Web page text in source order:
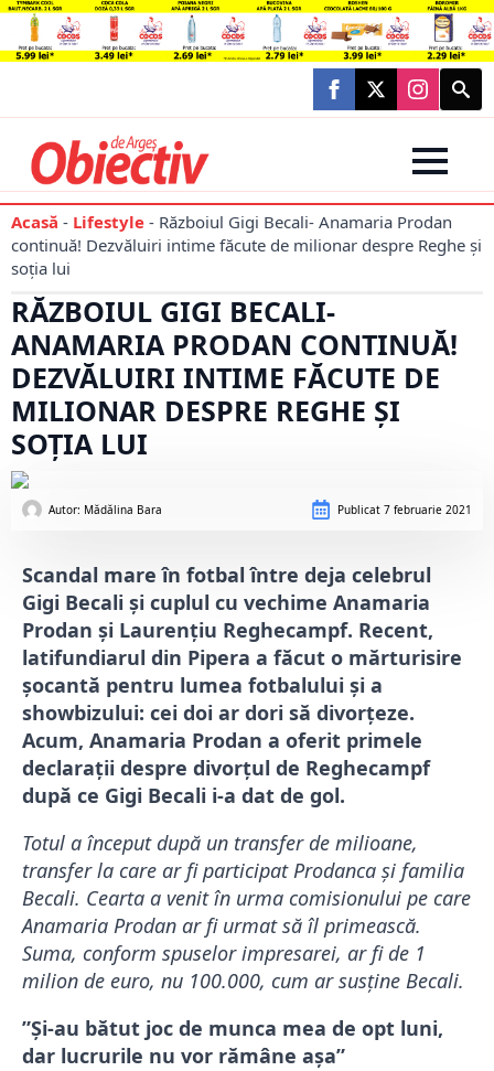
Search
for:
Acasă - Lifestyle - Războiul Gigi Becali- Anamaria Prodan
continuă! Dezvăluiri intime făcute de milionar despre Reghe și
soția lui
RĂZBOIUL GIGI BECALI-
ANAMARIA PRODAN CONTINUĂ!
DEZVĂLUIRI INTIME FĂCUTE DE
MILIONAR DESPRE REGHE ȘI
SOȚIA LUI
Autor: Mădălina Bara Publicat 7 februarie 2021
Scandal mare în fotbal între deja celebrul
Gigi Becali și cuplul cu vechime Anamaria
Prodan și Laurențiu Reghecampf. Recent,
latifundiarul din Pipera a făcut o mărturisire
șocantă pentru lumea fotbalului și a
showbizului: cei doi ar dori să divorțeze.
Acum, Anamaria Prodan a oferit primele
declarații despre divorțul de Reghecampf
după ce Gigi Becali i-a dat de gol.
Totul a început după un transfer de milioane,
transfer la care ar fi participat Prodanca și familia
Becali. Cearta a venit în urma comisionului pe care
Anamaria Prodan ar fi urmat să îl primească.
Suma, conform spuselor impresarei, ar fi de 1
milion de euro, nu 100.000, cum ar susține Becali.
”Și-au bătut joc de munca mea de opt luni,
dar lucrurile nu vor rămâne așa”